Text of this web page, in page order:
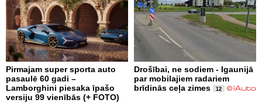
Pirmajam super sporta auto
pasaulē 60 gadi –
Lamborghini piesaka īpašo
versiju 99 vienībās (+ FOTO)
Drošībai, ne sodiem - Igaunijā
par mobilajiem radariem
brīdinās ceļa zimes
12